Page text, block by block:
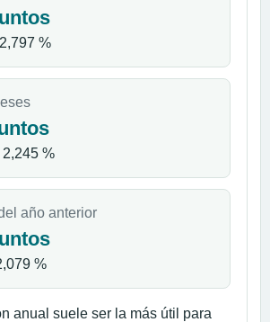
%
%
año anterior
%
anual suele ser la más útil para